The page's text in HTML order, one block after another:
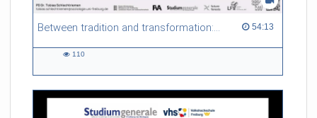
Between tradition and transformation: how owners, advisers and institutions co-create knowledge for resilient forests in Europe 54:13
54:13 duration
110